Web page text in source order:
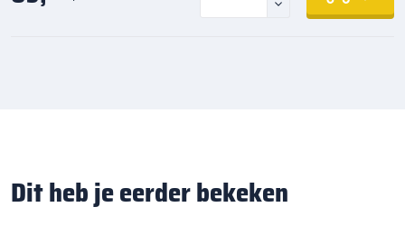
Dit heb je eerder bekeken